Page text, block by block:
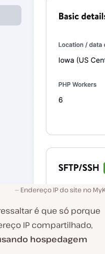
Endereço IP do site no
é que só porque
IP compartilhado,
hospedagem